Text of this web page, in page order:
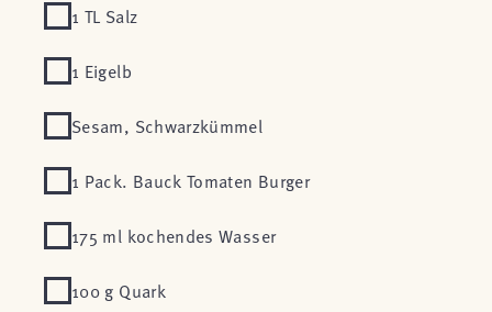
1 TL Salz
1 Eigelb
Sesam, Schwarzkümmel
1 Pack. Bauck Tomaten Burger
175 ml kochendes Wasser
100 g Quark